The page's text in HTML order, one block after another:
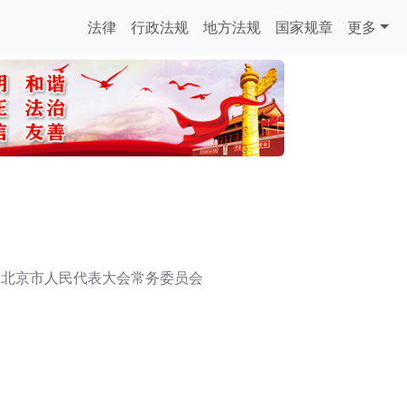
法律 行政法规 地方法规 国家规章 更多
北京市人民代表大会常务委员会